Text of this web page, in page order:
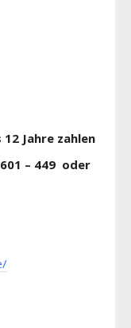
Jahre zahlen
– 449 oder